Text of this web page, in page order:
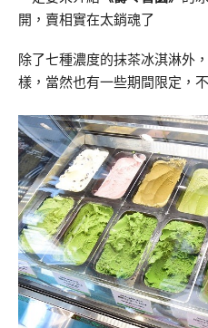
開，賣相實在太銷魂了
除了七種濃度的抹茶冰淇淋外
樣，當然也有一些期間限定，